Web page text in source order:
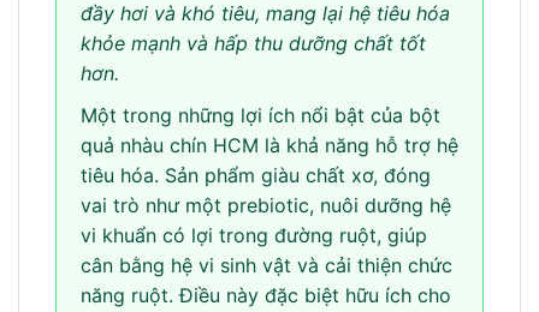
đầy hơi và khó tiêu, mang lại hệ tiêu hóa
khỏe mạnh và hấp thu dưỡng chất tốt
hơn.
Một trong những lợi ích nổi bật của bột
quả nhàu chín HCM là khả năng hỗ trợ hệ
tiêu hóa. Sản phẩm giàu chất xơ, đóng
vai trò như một prebiotic, nuôi dưỡng hệ
vi khuẩn có lợi trong đường ruột, giúp
cân bằng hệ vi sinh vật và cải thiện chức
năng ruột. Điều này đặc biệt hữu ích cho